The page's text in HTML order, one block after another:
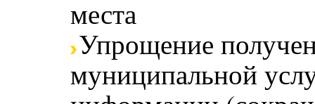
места
Упрощение
муниципальной